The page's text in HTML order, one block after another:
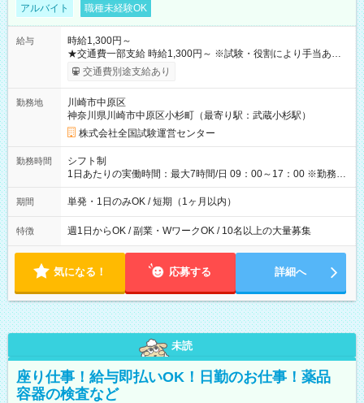
アルバイト 職種未経験OK
給与
時給1,300円～
★交通費一部支給 時給1,300円～ ※試験・役割により手当あり
※勤務回数により昇給あり 【即給（前払い）オプションあ
り！】 希望される場合、勤務から1週間ほどで給与の一部を受け
例】 ・河合塾模擬試験 8:30～17:30（休憩1時間） 時給1,300円
×8時間＝日収10,400円＋交通費 ※当日の役割により時給＋100
円の場合あり ・国家試験 7:00～13:30（休憩なし） 時給1,300
円（役割手当＋100円）×6時間＝日収8,400円＋交通費 【試用期
間】試用期間なし
交通費別途支給あり
勤務地
川崎市中原区
神奈川県川崎市中原区小杉町（最寄り駅：武蔵小杉駅）
株式会社全国試験運営センター
勤務時間
シフト制
1日あたりの実働時間：最大7時間/日 09：00～17：00 ※勤務時
間は 試験により異なります。
期間 単発・1日のみOK / 短期（1ヶ月以内）
特徴 週1日からOK / 副業・WワークOK / 10名以上の大量募集
気になる！ 応募する 詳細へ
未読
座り仕事！給与即払いOK！日勤のお仕事！薬品
容器の検査など